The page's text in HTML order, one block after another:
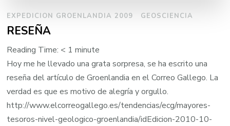
EXPEDICION GROENLANDIA 2009 GEOSCIENCIA
RESEÑA
Reading Time: < 1 minute
Hoy me he llevado una grata sorpresa, se ha escrito una
reseña del artículo de Groenlandia en el Correo Gallego. La
verdad es que es motivo de alegría y orgullo.
http://www.elcorreogallego.es/tendencias/ecg/mayores-
tesoros-nivel-geologico-groenlandia/idEdicion-2010-10-